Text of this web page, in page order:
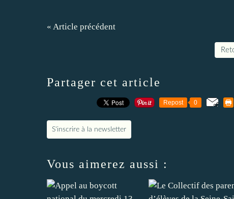
« Article précédent
Partager cet article
Repost 0
S'inscrire à la newsletter
Vous aimerez aussi :